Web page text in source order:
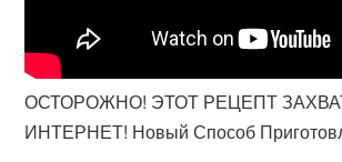
ОСТОРОЖНО! ЭТОТ РЕЦЕПТ
ИНТЕРНЕТ! Новый Способ